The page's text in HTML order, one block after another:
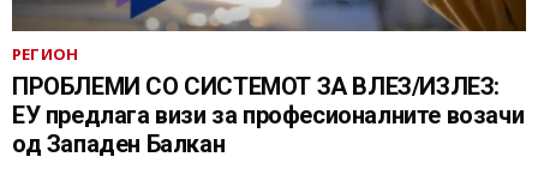
РЕГИОН
ПРОБЛЕМИ СО СИСТЕМОТ ЗА ВЛЕЗ/ИЗЛЕЗ:
ЕУ предлага визи за професионалните возачи
од Западен Балкан